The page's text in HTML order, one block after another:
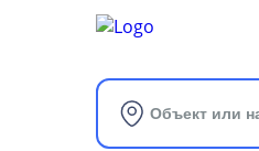
Объект или